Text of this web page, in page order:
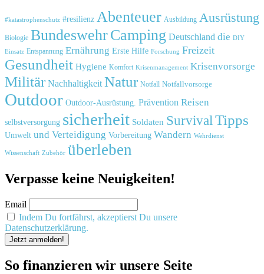
#katastrophenschutz #resilienz Abenteuer Ausbildung Ausrüstung
Biologie BundeswehrCamping Deutschland die DIY
Einsatz Entspannung Ernährung Erste Hilfe Forschung Freizeit
Gesundheit Hygiene Komfort Krisenmanagement Krisenvorsorge
Militär Nachhaltigkeit Natur Notfall Notfallvorsorge
Outdoor Outdoor-Ausrüstung. Prävention Reisen
selbstversorgung sicherheit Soldaten SurvivalTipps
Umwelt und Verteidigung Vorbereitung Wandern Wehrdienst
Wissenschaft Zubehör überleben
Verpasse keine Neuigkeiten!
Email
Indem Du fortfährst, akzeptierst Du unsere
Datenschutzerklärung.
So finanzieren wir unsere Seite